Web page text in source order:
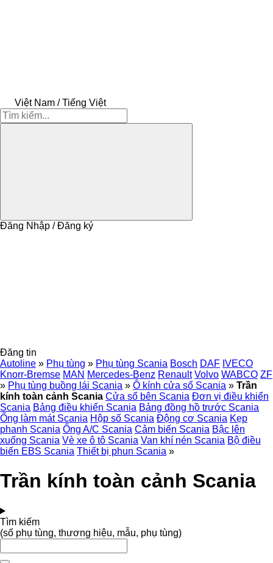
Việt Nam / Tiếng Việt
Đăng Nhập / Đăng ký
Đăng tin
Autoline » Phụ tùng » Phụ tùng Scania Bosch DAF IVECO
Knorr-Bremse MAN Mercedes-Benz Renault Volvo WABCO ZF
» Phụ tùng buồng lái Scania » Ô kính cửa sổ Scania » Trần
kính toàn cảnh Scania Cửa sổ bên Scania Đơn vị điều khiển
Scania Bảng điều khiển Scania Bảng đồng hồ trước Scania
Ống làm mát Scania Hộp số Scania Động cơ Scania Kẹp
phanh Scania Ống A/C Scania Cảm biến Scania Bậc lên
xuống Scania Vè xe ô tô Scania Van khí nén Scania Bộ điều
biến EBS Scania Thiết bị phun Scania »
Trần kính toàn cảnh Scania
Tìm kiếm
(số phụ tùng, thương hiệu, mẫu, phụ tùng)